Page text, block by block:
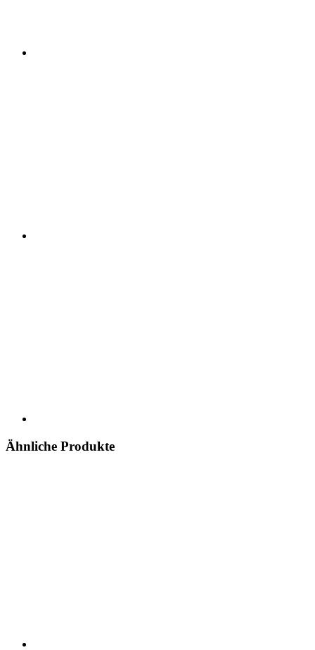
Ähnliche Produkte